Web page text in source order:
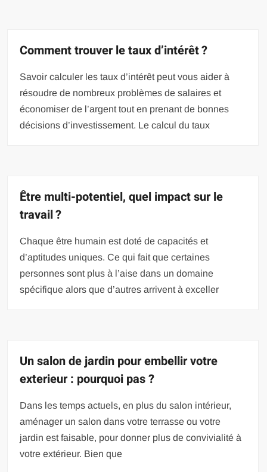
Comment trouver le taux d’intérêt ?
Savoir calculer les taux d’intérêt peut vous aider à
résoudre de nombreux problèmes de salaires et
économiser de l’argent tout en prenant de bonnes
décisions d’investissement. Le calcul du taux
Être multi-potentiel, quel impact sur le
travail ?
Chaque être humain est doté de capacités et
d’aptitudes uniques. Ce qui fait que certaines
personnes sont plus à l’aise dans un domaine
spécifique alors que d’autres arrivent à exceller
Un salon de jardin pour embellir votre
exterieur : pourquoi pas ?
Dans les temps actuels, en plus du salon intérieur,
aménager un salon dans votre terrasse ou votre
jardin est faisable, pour donner plus de convivialité à
votre extérieur. Bien que